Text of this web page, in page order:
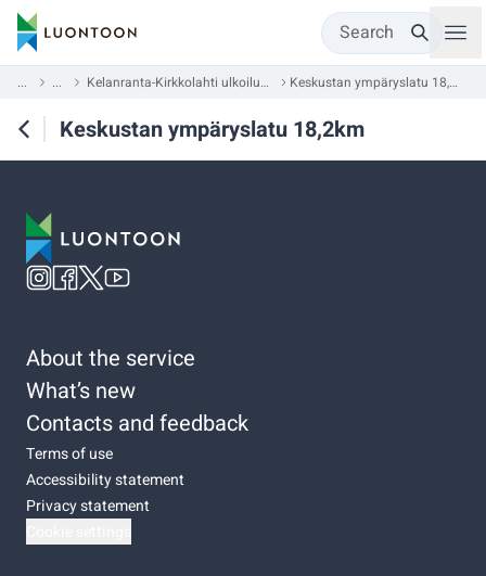
Search
... ... Kelanranta-Kirkkolahti ulkoilualue Keskustan ympäryslatu 18,2km
Keskustan ympäryslatu 18,2km
About the service
What’s new
Contacts and feedback
Terms of use
Accessibility statement
Privacy statement